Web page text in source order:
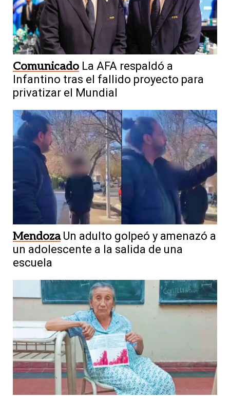
Comunicado La AFA respaldó a
Infantino tras el fallido proyecto para
privatizar el Mundial
Mendoza Un adulto golpeó y amenazó a
un adolescente a la salida de una
escuela